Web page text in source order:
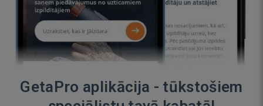
GetaPro aplikācija - tūkstošiem